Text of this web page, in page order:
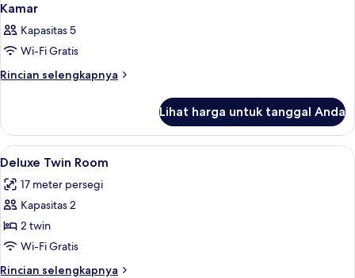
Kamar
Kapasitas 5
Wi-Fi Gratis
Rincian selengkapnya
Rincian
Kamar
Lihat harga untuk tanggal Anda
Lihat
semua
foto
untuk
Deluxe
Twin
Room
Seprai premium, tempat tidur Select
18
Deluxe Twin Room
17 meter persegi
Kapasitas 2
2 twin
Wi-Fi Gratis
Rincian selengkapnya
Rincian